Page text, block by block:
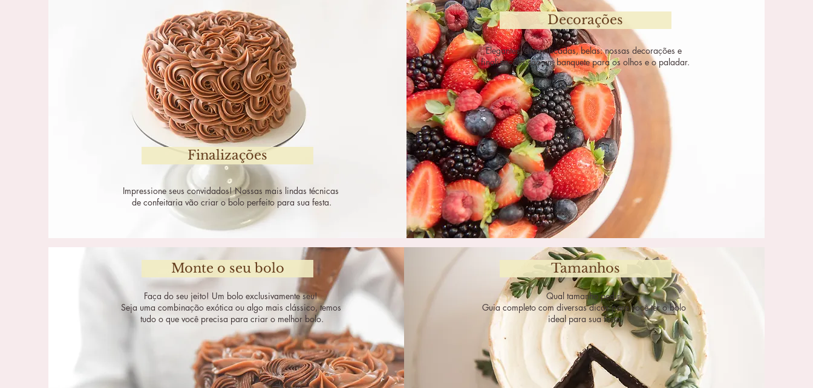
Finalizações
Impressione seus convidados! Nossas mais lindas técnicas
de confeitaria vão criar o bolo perfeito para sua festa.
Decorações
Elegantes, diversificadas, belas: nossas decorações e
finalizações são um banquete para os olhos e o paladar.
Monte o seu bolo
Faça do seu jeito! Um bolo exclusivamente seu!
Seja uma combinação exótica ou algo mais clássico, temos
tudo o que você precisa para criar o melhor bolo.
Tamanhos
Qual tamanho pedir?
Guia completo com diversas dicas para você ter o bolo
ideal para sua festa.